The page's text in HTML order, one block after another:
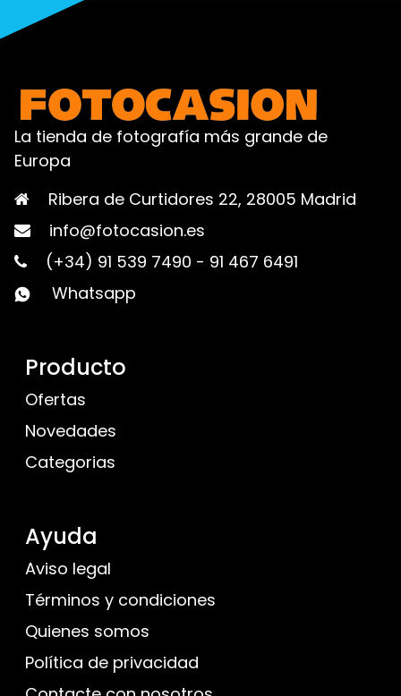
La tienda de fotografía más grande de
Europa
Ribera de Curtidores 22, 28005 Madrid
info@fotocasion.es
(+34) 91 539 7490 - 91 467 6491
Whatsapp
Producto
Ofertas
Novedades
Categorias
Ayuda
Aviso legal
Términos y condiciones
Quienes somos
Política de privacidad